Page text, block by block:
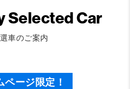
Selected Car
車のご案内
ページ限定！